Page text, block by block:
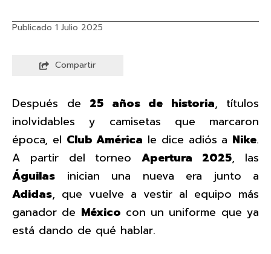
Publicado 1 Julio 2025
Compartir
Después de 25 años de historia, títulos
inolvidables y camisetas que marcaron
época, el Club América le dice adiós a Nike.
A partir del torneoApertura 2025, las
Águilas inician una nueva era junto a
Adidas, que vuelve a vestir al equipo más
ganador de México con un uniforme que ya
está dando de qué hablar.